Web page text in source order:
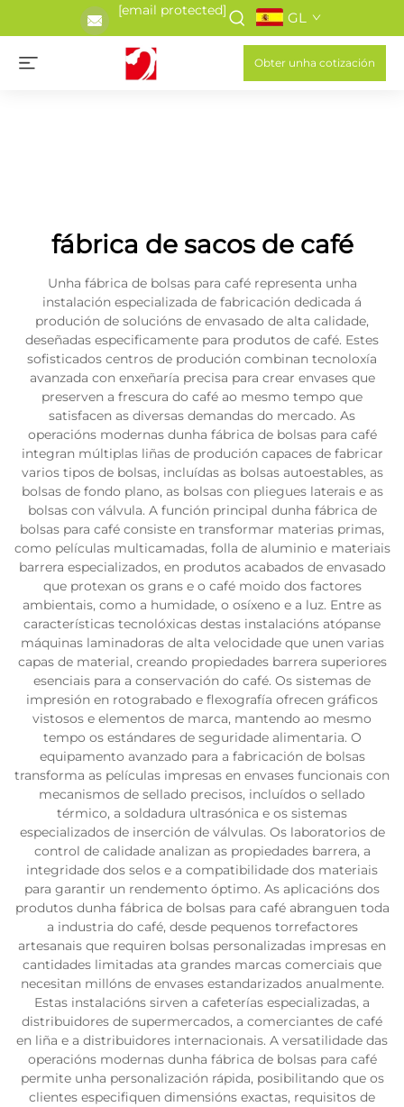
[email protected] GL
Obter unha cotización
fábrica de sacos de café
Unha fábrica de bolsas para café representa unha
instalación especializada de fabricación dedicada á
produción de solucións de envasado de alta calidade,
deseñadas especificamente para produtos de café. Estes
sofisticados centros de produción combinan tecnoloxía
avanzada con enxeñaría precisa para crear envases que
preserven a frescura do café ao mesmo tempo que
satisfacen as diversas demandas do mercado. As
operacións modernas dunha fábrica de bolsas para café
integran múltiplas liñas de produción capaces de fabricar
varios tipos de bolsas, incluídas as bolsas autoestables, as
bolsas de fondo plano, as bolsas con pliegues laterais e as
bolsas con válvula. A función principal dunha fábrica de
bolsas para café consiste en transformar materias primas,
como películas multicamadas, folla de aluminio e materiais
barrera especializados, en produtos acabados de envasado
que protexan os grans e o café moido dos factores
ambientais, como a humidade, o osíxeno e a luz. Entre as
características tecnolóxicas destas instalacións atópanse
máquinas laminadoras de alta velocidade que unen varias
capas de material, creando propiedades barrera superiores
esenciais para a conservación do café. Os sistemas de
impresión en rotograbado e flexografía ofrecen gráficos
vistosos e elementos de marca, mantendo ao mesmo
tempo os estándares de seguridade alimentaria. O
equipamento avanzado para a fabricación de bolsas
transforma as películas impresas en envases funcionais con
mecanismos de sellado precisos, incluídos o sellado
térmico, a soldadura ultrasónica e os sistemas
especializados de inserción de válvulas. Os laboratorios de
control de calidade analizan as propiedades barrera, a
integridade dos selos e a compatibilidade dos materiais
para garantir un rendemento óptimo. As aplicacións dos
produtos dunha fábrica de bolsas para café abranguen toda
a industria do café, desde pequenos torrefactores
artesanais que requiren bolsas personalizadas impresas en
cantidades limitadas ata grandes marcas comerciais que
necesitan millóns de envases estandarizados anualmente.
Estas instalacións sirven a cafeterías especializadas, a
distribuidores de supermercados, a comerciantes de café
en liña e a distribuidores internacionais. A versatilidade das
operacións modernas dunha fábrica de bolsas para café
permite unha personalización rápida, posibilitando que os
clientes especifiquen dimensións exactas, requisitos de